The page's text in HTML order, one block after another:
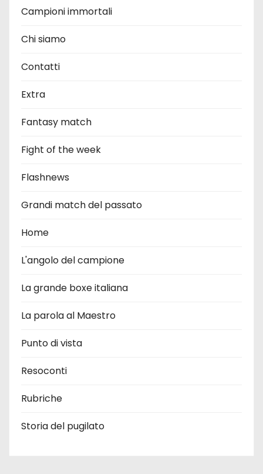
Campioni immortali
Chi siamo
Contatti
Extra
Fantasy match
Fight of the week
Flashnews
Grandi match del passato
Home
L'angolo del campione
La grande boxe italiana
La parola al Maestro
Punto di vista
Resoconti
Rubriche
Storia del pugilato